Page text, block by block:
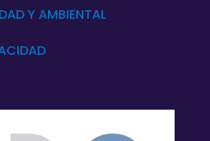
Y AMBIENTAL